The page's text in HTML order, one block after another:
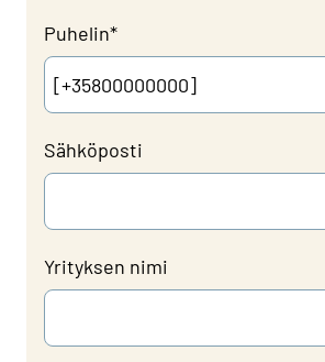
Puhelin*
Sähköposti
Yrityksen nimi